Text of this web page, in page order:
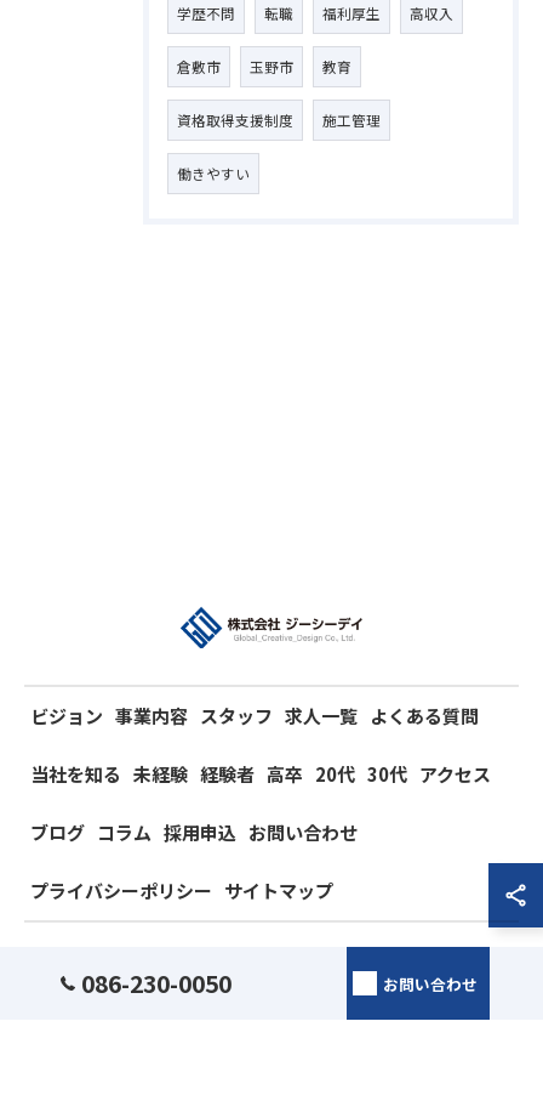
学歴不問 転職 福利厚生 高収入
倉敷市 玉野市 教育
資格取得支援制度 施工管理
働きやすい
086-230-0050 お問い合わせ
ビジョン 事業内容 スタッフ 求人一覧 よくある質問
当社を知る 未経験 経験者 高卒 20代 30代 アクセス
ブログ コラム 採用申込 お問い合わせ
プライバシーポリシー サイトマップ
© 2026 岡山県岡山市の電気工事の求人なら株式会社ジーシーデイ ALL RIGHTS